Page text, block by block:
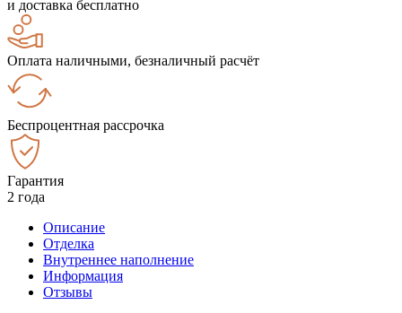
и доставка бесплатно
Оплата наличными, безналичный расчёт
Беспроцентная рассрочка
Гарантия
2 года
Описание
Отделка
Внутреннее наполнение
Информация
Отзывы